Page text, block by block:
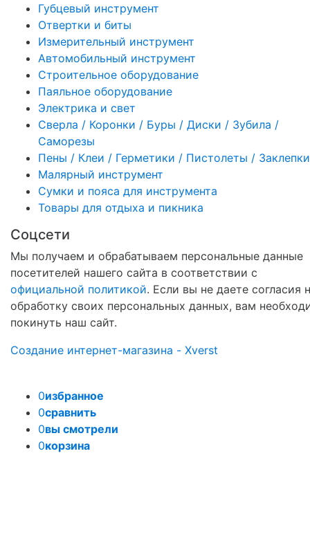
Губцевый инструмент
Отвертки и биты
Измерительный инструмент
Автомобильный инструмент
Строительное оборудование
Паяльное оборудование
Электрика и свет
Сверла / Коронки / Буры / Диски / Зубила /
Саморезы
Пены / Клеи / Герметики / Пистолеты / Заклепки
Малярный инструмент
Сумки и пояса для инструмента
Товары для отдыха и пикника
Соцсети
Мы получаем и обрабатываем персональные данные
посетителей нашего сайта в соответствии с
официальной политикой. Если вы не даете согласия
обработку своих персональных данных, вам
покинуть наш сайт.
Создание интернет-магазина - Xverst
0избранное
0сравнить
0вы смотрели
0корзина